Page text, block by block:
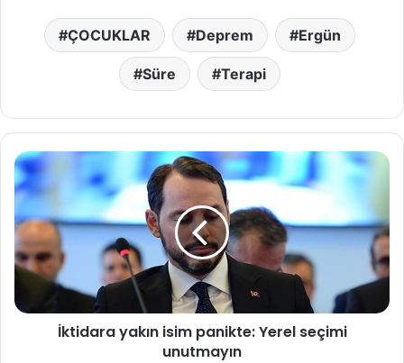
ÇOCUKLAR Deprem Ergün
Süre Terapi
İ
k
t
i
d
a
r
y
İktidara yakın isim panikte: Yerel seçimi
unutmayın